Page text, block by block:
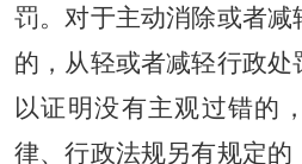
罚。对于主动消除或者
的，从轻或者减轻行政处
以证明没有主观过错的
律、行政法规另有规定